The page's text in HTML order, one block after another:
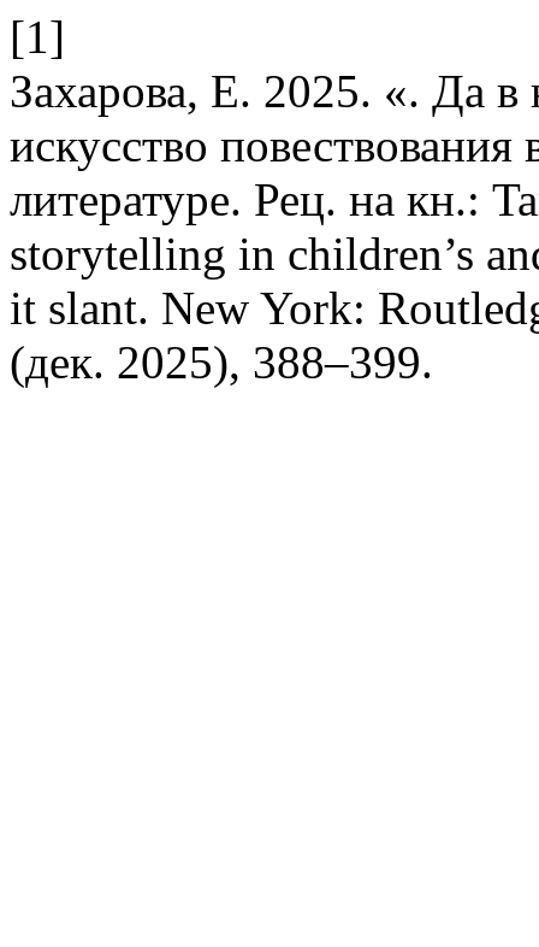
[1]
Захарова, Е. 2025. «. Да
искусство
литературе. Рец. на кн.:
storytelling in children’s
it slant. New York:
(дек. 2025), 388–399.